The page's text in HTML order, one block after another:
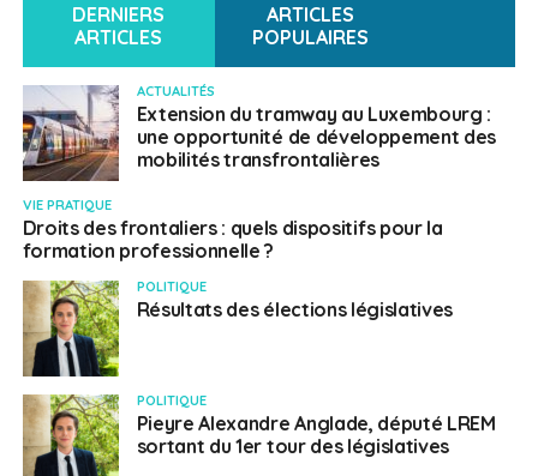
DERNIERS
ARTICLES
ARTICLES
POPULAIRES
ACTUALITÉS
Extension du tramway au Luxembourg :
une opportunité de développement des
mobilités transfrontalières
VIE PRATIQUE
Droits des frontaliers : quels dispositifs pour la
formation professionnelle ?
POLITIQUE
Résultats des élections législatives
POLITIQUE
Pieyre Alexandre Anglade, député LREM
sortant du 1er tour des législatives